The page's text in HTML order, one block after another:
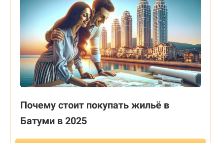
Почему стоит покупать жильё в
Батуми в 2025